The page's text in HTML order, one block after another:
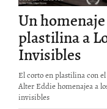
Un
plastilina a
Invisibles
El corto en plastilina con
Alter Eddie homenajea a
invisibles